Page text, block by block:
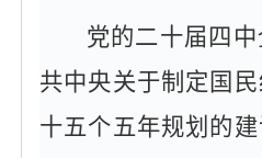
党的二十届四
共中央关于制定国
十五个五年规划的